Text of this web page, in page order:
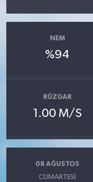
NEM
%94
RÜZGAR
1.00 M/S
08 AĞUSTOS
CUMARTESI